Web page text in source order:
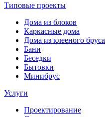
Типовые проекты
Дома из блоков
Каркасные дома
Дома из клееного бруса
Бани
Беседки
Бытовки
Минибрус
Услуги
Проектирование